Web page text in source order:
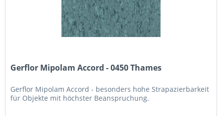
Gerflor Mipolam Accord - 0450 Thames
Gerflor Mipolam Accord - besonders hohe Strapazierbarkeit
für Objekte mit höchster Beanspruchung.